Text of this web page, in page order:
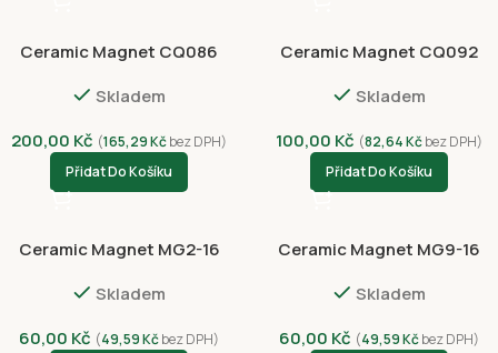
Ceramic Magnet CQ086
Skladem
200,00 Kč (165,29Kčbez DPH)
Přidat Do Košíku
Ceramic Magnet CQ092
Skladem
100,00 Kč (82,64Kčbez DPH)
Přidat Do Košíku
Ceramic Magnet MG2-16
Skladem
60,00 Kč (49,59Kčbez DPH)
Ceramic Magnet MG9-16
Skladem
60,00 Kč (49,59Kčbez DPH)